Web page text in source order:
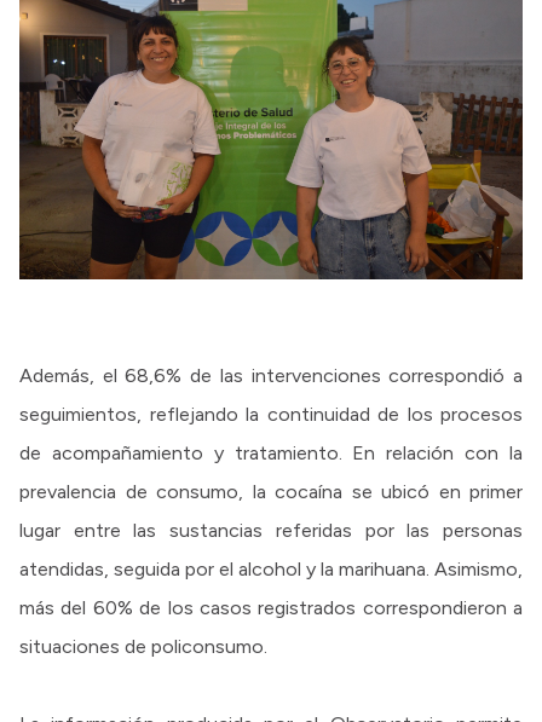
Además, el 68,6% de las intervenciones correspondió a
seguimientos, reflejando la continuidad de los procesos
de acompañamiento y tratamiento. En relación con la
prevalencia de consumo, la cocaína se ubicó en primer
lugar entre las sustancias referidas por las personas
atendidas, seguida por el alcohol y la marihuana. Asimismo,
más del 60% de los casos registrados correspondieron a
situaciones de policonsumo.